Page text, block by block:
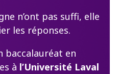
n’ont pas suffi, elle
les réponses.
baccalauréat en
à l’Université Laval